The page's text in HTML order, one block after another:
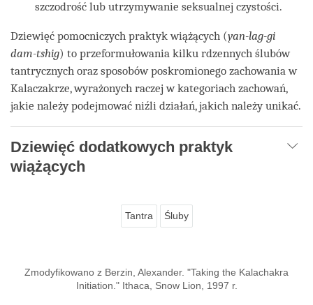
szczodrość lub utrzymywanie seksualnej czystości.
Dziewięć pomocniczych praktyk wiążących (yan-lag-gi
dam-tshig) to przeformułowania kilku rdzennych ślubów
tantrycznych oraz sposobów poskromionego zachowania w
Kalaczakrze, wyrażonych raczej w kategoriach zachowań,
jakie należy podejmować niźli działań, jakich należy unikać.
Dziewięć dodatkowych praktyk
wiążących
Tantra Śluby
Zmodyfikowano z Berzin, Alexander. "Taking the Kalachakra
Initiation." Ithaca, Snow Lion, 1997 r.